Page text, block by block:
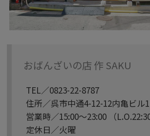
おばんざいの店 作 SAKU
TEL／0823-22-8787
住所／呉市中通4-12-12内亀ビル
営業時／15:00～23:00 （L.O.22:30
定休日／火曜